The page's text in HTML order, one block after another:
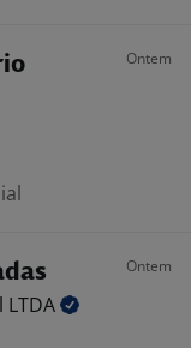
Ontem
Ontem
LTDA